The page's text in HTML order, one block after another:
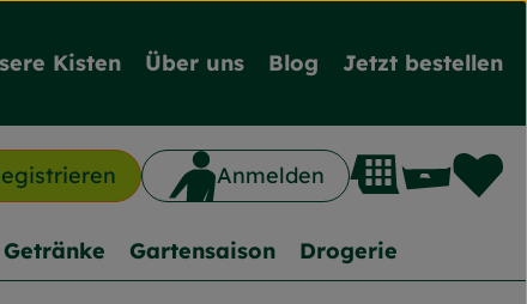
Kisten Über uns Blog Jetzt bestellen
Anmelden
Getränke Gartensaison Drogerie